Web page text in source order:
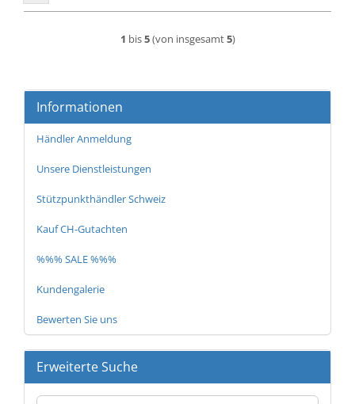
1 bis5(von insgesamt5)
Informationen
Händler Anmeldung
Unsere Dienstleistungen
Stützpunkthändler Schweiz
Kauf CH-Gutachten
%%% SALE %%%
Kundengalerie
Bewerten Sie uns
Erweiterte Suche